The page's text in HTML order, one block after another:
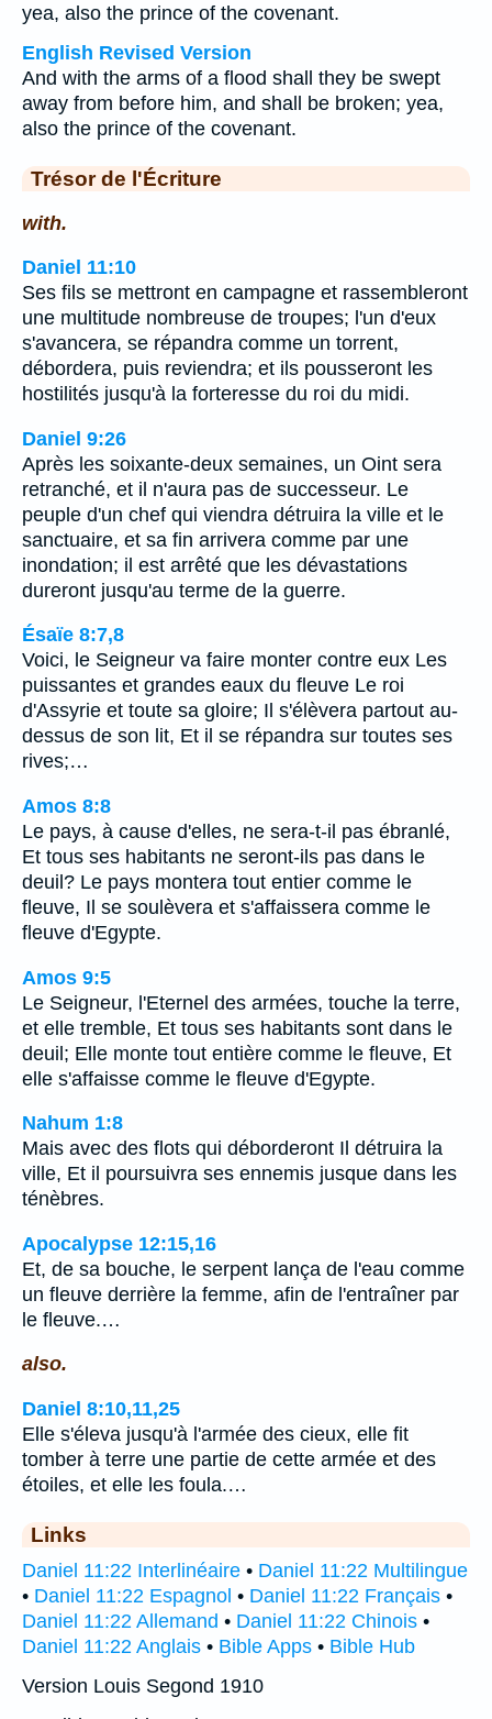
yea, also the prince of the covenant.
English Revised Version
And with the arms of a flood shall they be swept
away from before him, and shall be broken; yea,
also the prince of the covenant.
Trésor de l'Écriture
with.
Daniel 11:10
Ses fils se mettront en campagne et rassembleront
une multitude nombreuse de troupes; l'un d'eux
s'avancera, se répandra comme un torrent,
débordera, puis reviendra; et ils pousseront les
hostilités jusqu'à la forteresse du roi du midi.
Daniel 9:26
Après les soixante-deux semaines, un Oint sera
retranché, et il n'aura pas de successeur. Le
peuple d'un chef qui viendra détruira la ville et le
sanctuaire, et sa fin arrivera comme par une
inondation; il est arrêté que les dévastations
dureront jusqu'au terme de la guerre.
Ésaïe 8:7,8
Voici, le Seigneur va faire monter contre eux Les
puissantes et grandes eaux du fleuve Le roi
d'Assyrie et toute sa gloire; Il s'élèvera partout au-
dessus de son lit, Et il se répandra sur toutes ses
rives;…
Amos 8:8
Le pays, à cause d'elles, ne sera-t-il pas ébranlé,
Et tous ses habitants ne seront-ils pas dans le
deuil? Le pays montera tout entier comme le
fleuve, Il se soulèvera et s'affaissera comme le
fleuve d'Egypte.
Amos 9:5
Le Seigneur, l'Eternel des armées, touche la terre,
et elle tremble, Et tous ses habitants sont dans le
deuil; Elle monte tout entière comme le fleuve, Et
elle s'affaisse comme le fleuve d'Egypte.
Nahum 1:8
Mais avec des flots qui déborderont Il détruira la
ville, Et il poursuivra ses ennemis jusque dans les
ténèbres.
Apocalypse 12:15,16
Et, de sa bouche, le serpent lança de l'eau comme
un fleuve derrière la femme, afin de l'entraîner par
le fleuve.…
also.
Daniel 8:10,11,25
Elle s'éleva jusqu'à l'armée des cieux, elle fit
tomber à terre une partie de cette armée et des
étoiles, et elle les foula.…
Links
Daniel 11:22 Interlinéaire • Daniel 11:22 Multilingue
• Daniel 11:22 Espagnol • Daniel 11:22 Français •
Daniel 11:22 Allemand • Daniel 11:22 Chinois •
Daniel 11:22 Anglais • Bible Apps • Bible Hub
Version Louis Segond 1910